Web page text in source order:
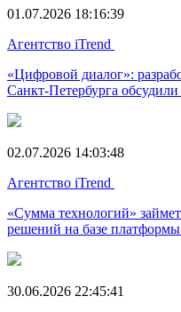
01.07.2026 18:16:39
Агентство iTrend
«Цифровой диалог»:
Санкт‑Петербурга
02.07.2026 14:03:48
Агентство iTrend
«Сумма технологий»
решений на базе
30.06.2026 22:45:41